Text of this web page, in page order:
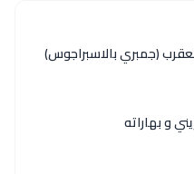
(جمبري بالاسبراجوس)
و بهاراته